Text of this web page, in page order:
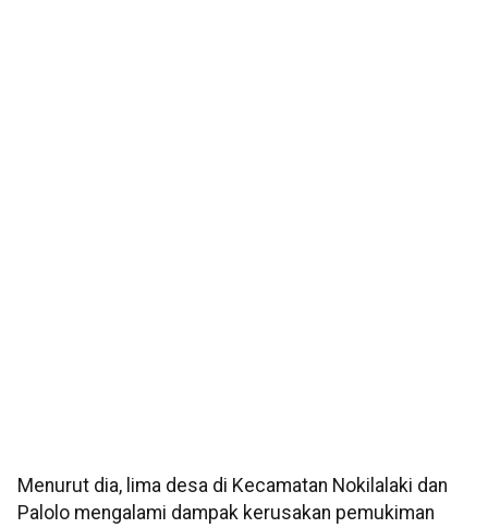
Menurut dia, lima desa di Kecamatan Nokilalaki dan
Palolo mengalami dampak kerusakan pemukiman